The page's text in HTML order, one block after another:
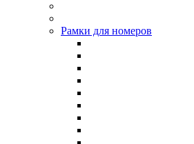
Рамки для номеров